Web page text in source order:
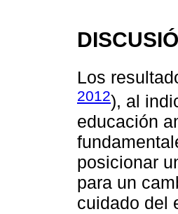
Los
2012), al
educación
posicionar
para un
cuidado del